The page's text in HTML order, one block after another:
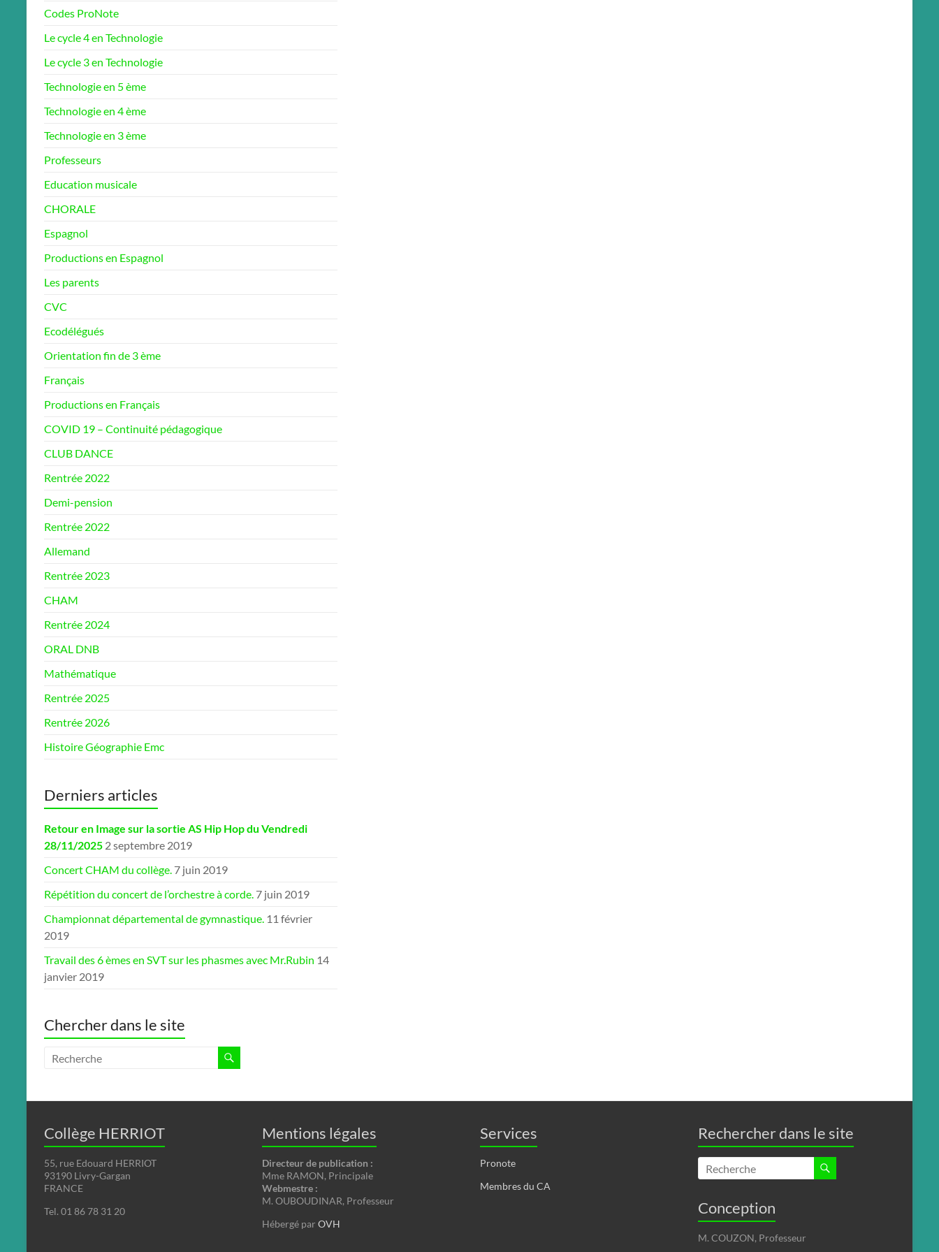
Codes ProNote
Le cycle 4 en Technologie
Le cycle 3 en Technologie
Technologie en 5 ème
Technologie en 4 ème
Technologie en 3 ème
Professeurs
Education musicale
CHORALE
Espagnol
Productions en Espagnol
Les parents
CVC
Ecodélégués
Orientation fin de 3 ème
Français
Productions en Français
COVID 19 – Continuité pédagogique
CLUB DANCE
Rentrée 2022
Demi-pension
Rentrée 2022
Allemand
Rentrée 2023
CHAM
Rentrée 2024
ORAL DNB
Mathématique
Rentrée 2025
Rentrée 2026
Histoire Géographie Emc
Derniers articles
Retour en Image sur la sortie AS Hip Hop du Vendredi
28/11/2025 2 septembre 2019
Concert CHAM du collège. 7 juin 2019
Répétition du concert de l’orchestre à corde. 7 juin 2019
Championnat départemental de gymnastique. 11 février
2019
Travail des 6 èmes en SVT sur les phasmes avec Mr.Rubin 14
janvier 2019
Chercher dans le site
Collège HERRIOT
55, rue Edouard HERRIOT
93190 Livry-Gargan
FRANCE
Tel. 01 86 78 31 20
Mentions légales
Directeur de publication :
Mme RAMON, Principale
Webmestre :
M. OUBOUDINAR, Professeur
Hébergé par OVH
Services
Pronote
Membres du CA
Rechercher dans le site
Conception
M. COUZON, Professeur